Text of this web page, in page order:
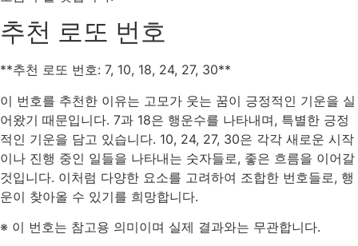
추천 로또 번호
**추천 로또 번호: 7, 10, 18, 24, 27, 30**
이 번호를 추천한 이유는 고모가 웃는 꿈이 긍정적인 기운을 실
어왔기 때문입니다. 7과 18은 행운수를 나타내며, 특별한 긍정
적인 기운을 담고 있습니다. 10, 24, 27, 30은 각각 새로운 시작
이나 진행 중인 일들을 나타내는 숫자들로, 좋은 흐름을 이어갈
것입니다. 이처럼 다양한 요소를 고려하여 조합한 번호들로, 행
운이 찾아올 수 있기를 희망합니다.
※ 이 번호는 참고용 의미이며 실제 결과와는 무관합니다.